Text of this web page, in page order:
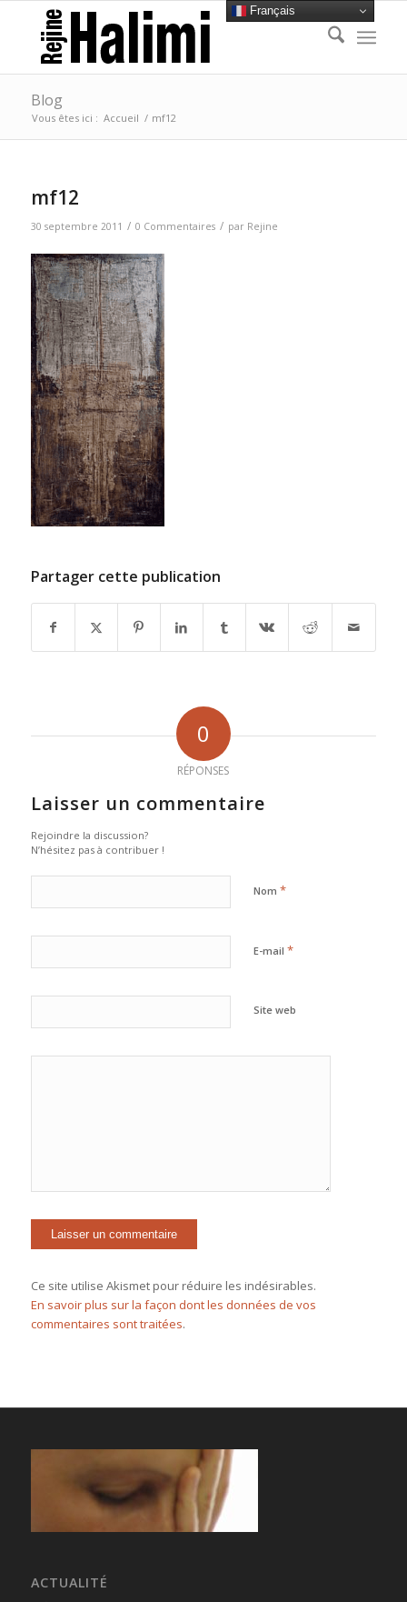
Blog
Vous êtes ici : Accueil / mf12
mf12
30 septembre 2011 / 0 Commentaires / par Rejine
Partager cette publication
0
RÉPONSES
Laisser un commentaire
Rejoindre la discussion?
N’hésitez pas à contribuer !
Nom *
E-mail *
Site web
Ce site utilise Akismet pour réduire les indésirables.
En savoir plus sur la façon dont les données de vos
commentaires sont traitées.
ACTUALITÉ
Français